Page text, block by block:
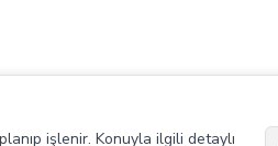
işlenir. Konuyla ilgili detaylı